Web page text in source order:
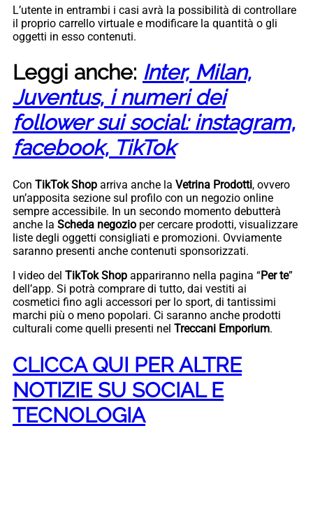
L’utente in entrambi i casi avrà la possibilità di controllare
il proprio carrello virtuale e modificare la quantità o gli
oggetti in esso contenuti.
Leggi anche: Inter, Milan,
Juventus, i numeri dei
follower sui social: instagram,
facebook, TikTok
Con TikTok Shop arriva anche la Vetrina Prodotti, ovvero
un’apposita sezione sul profilo con un negozio online
sempre accessibile. In un secondo momento debutterà
anche la Scheda negozio per cercare prodotti, visualizzare
liste degli oggetti consigliati e promozioni. Ovviamente
saranno presenti anche contenuti sponsorizzati.
I video del TikTok Shop appariranno nella pagina “Per te”
dell’app. Si potrà comprare di tutto, dai vestiti ai
cosmetici fino agli accessori per lo sport, di tantissimi
marchi più o meno popolari. Ci saranno anche prodotti
culturali come quelli presenti nel Treccani Emporium.
CLICCA QUI PER ALTRE
NOTIZIE SU SOCIAL E
TECNOLOGIA